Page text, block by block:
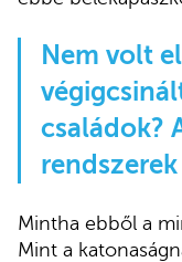
Nem volt
családok?
Mintha ebből a
Mint a